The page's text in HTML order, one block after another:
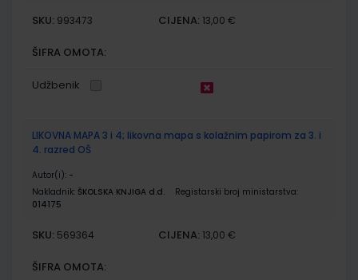
SKU: 993473 CIJENA: 13,00 €
ŠIFRA OMOTA:
Udžbenik
LIKOVNA MAPA 3 i 4; likovna mapa s kolažnim papirom za 3. i
4. razred OŠ
Autor(i): -
Nakladnik: ŠKOLSKA KNJIGA d.d.
Registarski broj ministarstva:
014175
SKU: 569364 CIJENA: 13,00 €
ŠIFRA OMOTA: